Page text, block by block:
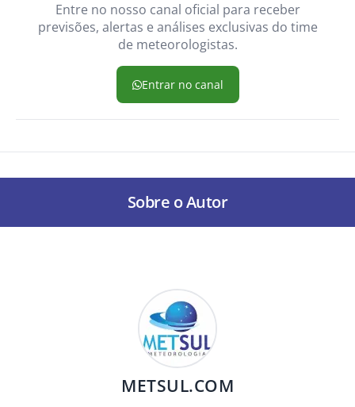
Entre no nosso canal oficial para receber
previsões, alertas e análises exclusivas do time
de meteorologistas.
Entrar no canal
Sobre o Autor
METSUL.COM